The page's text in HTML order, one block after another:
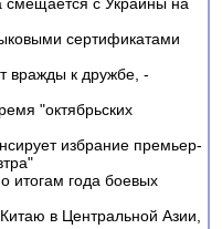
сертификатами
вражды к дружбе, -
"октябрьских
избрание премьер-
итогам года боевых
в Центральной Азии,